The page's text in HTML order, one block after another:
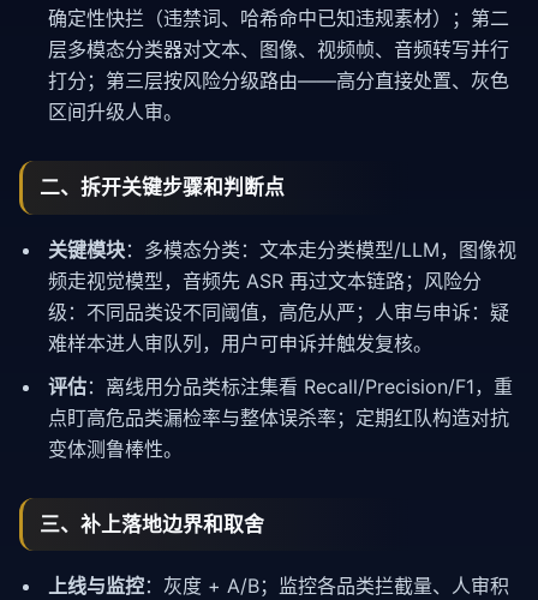
确定性快拦（违禁词、哈希命中已知违规素材）；第二
层多模态分类器对文本、图像、视频帧、音频转写并行
打分；第三层按风险分级路由——高分直接处置、灰色
区间升级人审。
二、拆开关键步骤和判断点
关键模块：多模态分类：文本走分类模型/LLM，图像视
频走视觉模型，音频先 ASR 再过文本链路；风险分
级：不同品类设不同阈值，高危从严；人审与申诉：疑
难样本进人审队列，用户可申诉并触发复核。
评估：离线用分品类标注集看 Recall/Precision/F1，重
点盯高危品类漏检率与整体误杀率；定期红队构造对抗
变体测鲁棒性。
三、补上落地边界和取舍
上线与监控：灰度 + A/B；监控各品类拦截量、人审积